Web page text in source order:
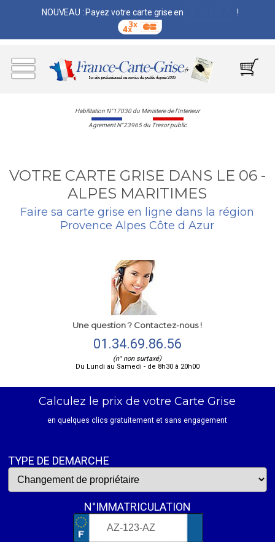
NOUVEAU : Payez votre carte grise en !
Habilitation N°17030 du Ministere de l'Interieur
Agrement N°23965 du Tresor public
VOTRE CARTE GRISE DANS LE 06 -
ALPES MARITIMES
Faire sa carte grise en ligne dans la région
Provence Alpes Côte d Azur
Une question ? Contactez-nous !
01.34.69.86.56
(n° non surtaxé)
Du Lundi au Samedi - de 8h30 à 20h00
Calculez le prix de votre Carte Grise
en quelques clics gratuitement et sans engagement
TYPE DE DEMARCHE
N°IMMATRICULATION